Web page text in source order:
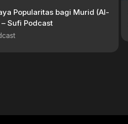
Popularitas bagi Murid (Al-
Sufi Podcast